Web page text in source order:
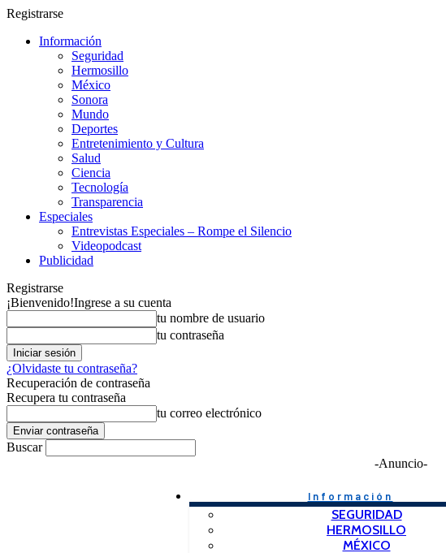
Registrarse
Información
Seguridad
Hermosillo
México
Sonora
Mundo
Deportes
Entretenimiento y Cultura
Salud
Ciencia
Tecnología
Transparencia
Especiales
Entrevistas Especiales – Rompe el Silencio
Videopodcast
Publicidad
Registrarse
¡Bienvenido!Ingrese a su cuenta
tu nombre de usuario
tu contraseña
¿Olvidaste tu contraseña?
Recuperación de contraseña
Recupera tu contraseña
tu correo electrónico
Buscar
-Anuncio-
Información
SEGURIDAD
HERMOSILLO
MÉXICO